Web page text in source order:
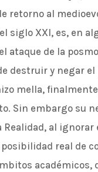
retorno al
siglo XXI, es, en
ataque de la
destruir y negar el
mella,
Sin embargo su
Realidad, al ignorar
posibilidad real de
académicos,